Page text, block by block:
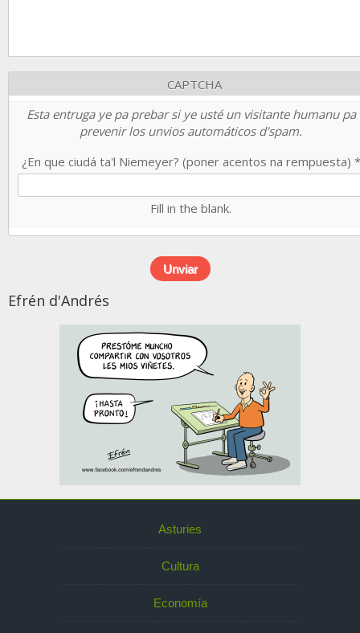
CAPTCHA
Esta entruga ye pa prebar si ye usté un visitante humanu pa
prevenir los unvios automáticos d'spam.
¿En que ciudá ta'l Niemeyer? (poner acentos na rempuesta) *
Fill in the blank.
Efrén d'Andrés
Asturies
Cultura
Economía